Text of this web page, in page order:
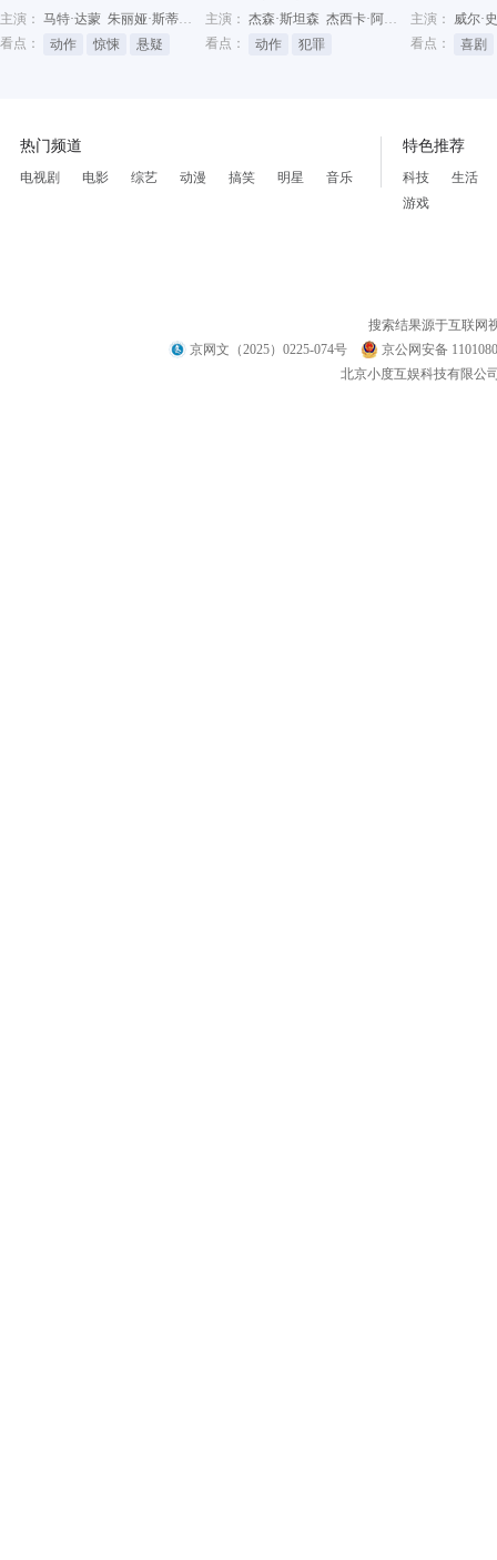
主演： 马特·达蒙 朱丽娅·斯蒂尔斯
艾丽西亚·维坎德
看点：
动作 惊悚 悬疑
主演： 杰森·斯坦森 杰西卡·阿尔芭
汤米·李·琼斯
看点：
动作 犯罪
主演： 威尔·
看点：
喜剧
热门频道
电视剧 电影 综艺 动漫 搞笑 明星 音乐
特色推荐
科技
生活
游戏
搜索结果源于互联网
京网文（2025）0225-074号
京公网安备
北京小度互娱科技有限公